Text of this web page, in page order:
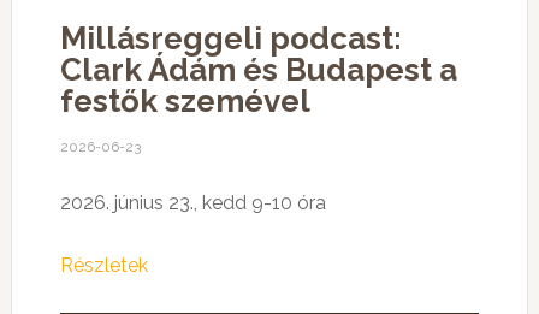
Millásreggeli podcast:
Clark Ádám és Budapest a
festők szemével
2026-06-23
2026. június 23., kedd 9-10 óra
Részletek